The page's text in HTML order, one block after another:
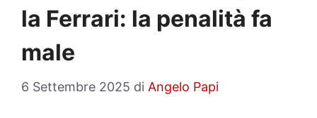
la Ferrari: la penalità fa
male
6 Settembre 2025 di Angelo Papi